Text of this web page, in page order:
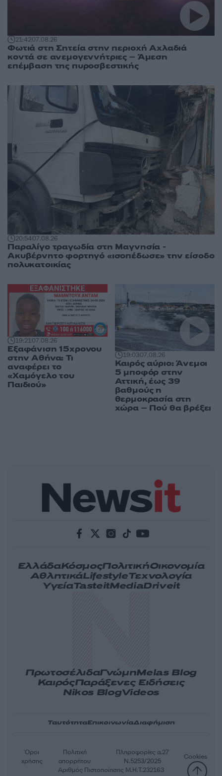
21:4207.08.26
Φωτιά στη Σητεία στην περιοχή Αχλαδιά
κοντά σε ανεμογεννήτριες – Άμεση
επέμβαση της πυροσβεστικής
20:5407.08.26
Παραλίγο τραγωδία στη Μαγνησία -
Ακυβέρνητο φορτηγό «ισοπέδωσε» την είσοδο
πολυκατοικίας
19:2107.08.26
Εξαφάνιση 15χρονου
στην Αθήνα: Τι
αναφέρει το
«Χαμόγελο του
Παιδιού»
19:0307.08.26
Καιρός αύριο: Άνεμοι
5 μποφόρ στην
Αττική, έως 39
βαθμούς η
θερμοκρασία στη
χώρα – Πού θα βρέξει
ΕλλάδαΚόσμοςΠολιτικήΟικονομία
ΑθλητικάLifestyleΤεχνολογία
ΥγείαTasteitMediaDriveit
ΠρωτοσέλιδαΓνώμηMelas Blog
ΚαιρόςΠαράξενες Ειδήσεις
Nikos BlogVideos
ΤαυτότηταΕπικοινωνίαΔιαφήμιση
Αριθμός Πιστοποίησης Μ.Η.Τ.232163
Όροι
χρήσης
Πολιτική
απορρήτου
Πληροφορίες α.27
Ν.5253/2025
Cookies